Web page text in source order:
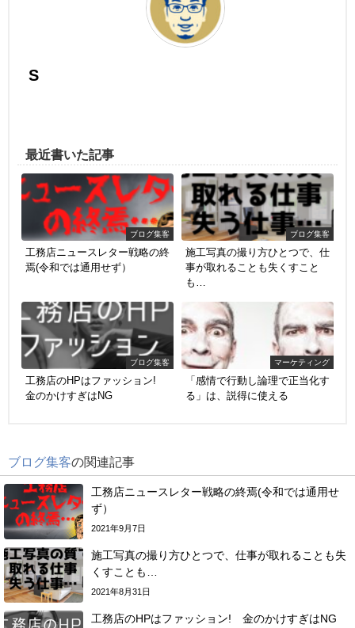
S
最近書いた記事
ブログ集客
工務店ニュースレター戦略の終
焉(令和では通用せず）
ブログ集客
施工写真の撮り方ひとつで、仕
事が取れることも失くすこと
も…
ブログ集客
工務店のHPはファッション!
金のかけすぎはNG
マーケティング
「感情で行動し論理で正当化す
る」は、説得に使える
ブログ集客の関連記事
工務店ニュースレター戦略の終焉(令和では通用せ
ず）
2021年9月7日
施工写真の撮り方ひとつで、仕事が取れることも失
くすことも…
2021年8月31日
工務店のHPはファッション! 金のかけすぎはNG